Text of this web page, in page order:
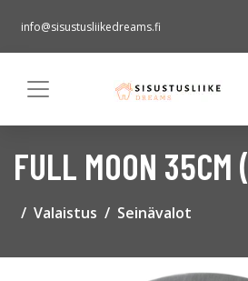
info@sisustusliikedreams.fi
FULL MOON 35CM
Valaistus Seinävalot